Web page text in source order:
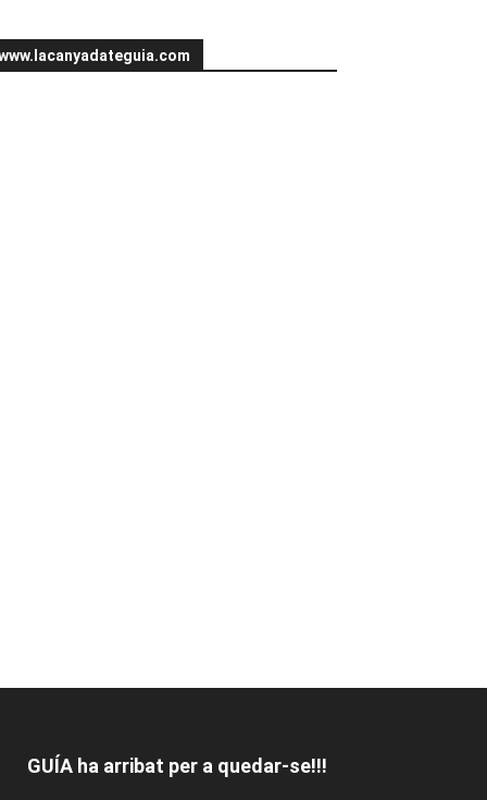
GUÍA ha arribat per a quedar-se!!!